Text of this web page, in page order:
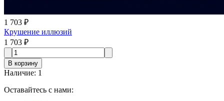
1 703 ₽
Крушение иллюзий
1 703 ₽
В корзину
Наличие: 1
Оставайтесь с нами: